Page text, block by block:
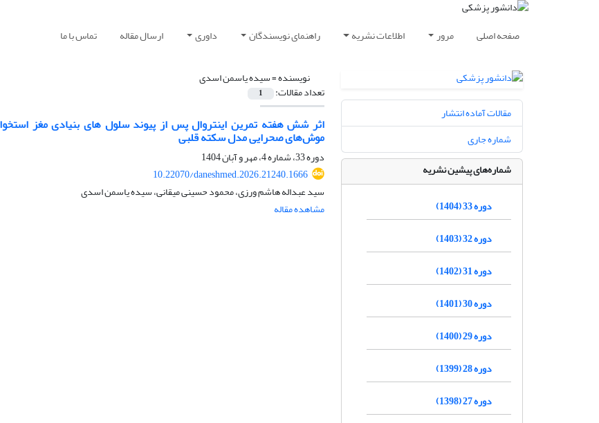
صفحه اصلی مرور اطلاعات نشریه راهنمای نویسندگان داوری ارسال مقاله تماس با ما
نویسنده =سیده یاسمن اسدی
تعداد مقالات: 1
اثر شش هفته تمرین اینتروال پس از پیوند سلول های بنیادی مغز
موش‌های صحرایی مدل سکته قلبی
دوره 33، شماره 4، مهر و آبان 1404
10.22070/daneshmed.2026.21240.1666
سید عبداله هاشم ورزی، محمود حسینی میقانی، سیده یاسمن اسدی
مشاهده مقاله
مقالات آماده انتشار
شماره جاری
شماره‌های پیشین نشریه
دوره 33 (1404)
دوره 32 (1403)
دوره 31 (1402)
دوره 30 (1401)
دوره 29 (1400)
دوره 28 (1399)
دوره 27 (1398)